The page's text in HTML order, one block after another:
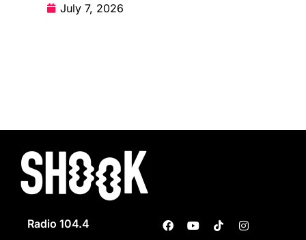
July 7, 2026
Radio 104.4